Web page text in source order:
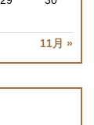
11月 »